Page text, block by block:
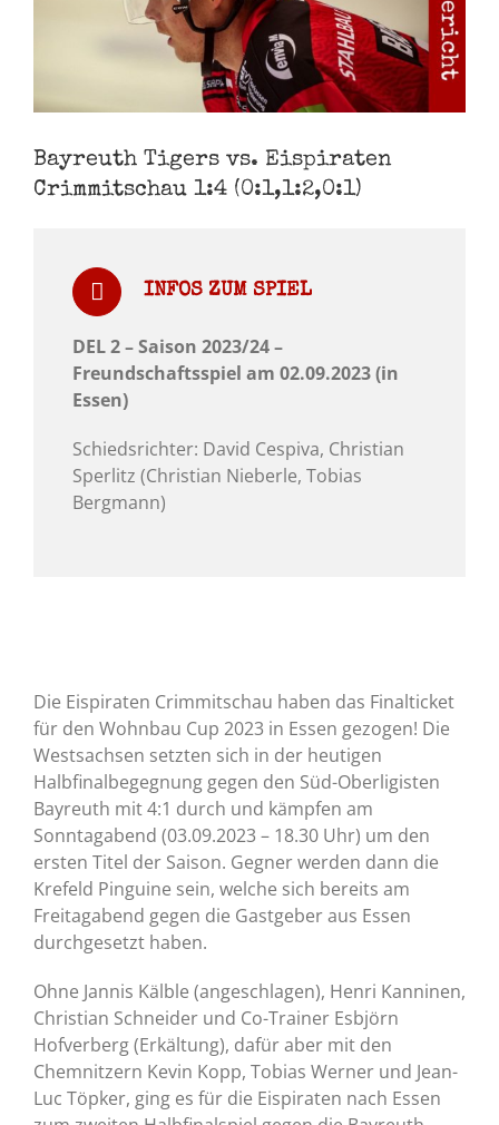
Bayreuth Tigers vs. Eispiraten
Crimmitschau 1:4 (0:1,1:2,0:1)
INFOS ZUM SPIEL
DEL 2 – Saison 2023/24 –
Freundschaftsspiel am 02.09.2023 (in
Essen)
Schiedsrichter: David Cespiva, Christian
Sperlitz (Christian Nieberle, Tobias
Bergmann)
Die Eispiraten Crimmitschau haben das Finalticket
für den Wohnbau Cup 2023 in Essen gezogen! Die
Westsachsen setzten sich in der heutigen
Halbfinalbegegnung gegen den Süd-Oberligisten
Bayreuth mit 4:1 durch und kämpfen am
Sonntagabend (03.09.2023 – 18.30 Uhr) um den
ersten Titel der Saison. Gegner werden dann die
Krefeld Pinguine sein, welche sich bereits am
Freitagabend gegen die Gastgeber aus Essen
durchgesetzt haben.
Ohne Jannis Kälble (angeschlagen), Henri Kanninen,
Christian Schneider und Co-Trainer Esbjörn
Hofverberg (Erkältung), dafür aber mit den
Chemnitzern Kevin Kopp, Tobias Werner und Jean-
Luc Töpker, ging es für die Eispiraten nach Essen